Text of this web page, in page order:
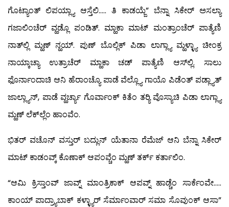
ಗೊಟ್ಯಾಂತ್ ಲಿಪಯ್ಲ್ಯಾ ಆಸ್ತೆಲಿ….. ತಿ ಕಾಡಯ್ಜೆ” ಬೆನ್ನಾ ಸಿಕೇರ್ ಅಸಲ್ಯಾ
ಗಜಾಲಿಂಚೆರ್ ವ್ಹಡ್ಲೊ ಪಂಡಿತ್. ಮ್ಹಾಕಾ ಮಾಟ್ ಮಂತ್ರಾಂಚೆರ್ ಪಾತ್ಯೆಣಿ
ನಾತ್‍ಲ್ಲಿ ಮ್ಹಣ್ ನ್ಹಯ್. ಪುಣ್ ಬೊಲ್ಲಿಕ್ ಪಿಡಾ ಲಾಗ್ಲ್ಯಾ ಮ್ಹಳ್ಳ್ಯಾ ಚೀಂಕ್ರ
ನಾಯ್ಕಾಚ್ಯಾ ಉತ್ರಾಚೆರ್ ಮ್ಹಾಕಾ ಚಡ್ ಪಾತ್ಯೆಣಿ ಆಸ್‍ಲ್ಲಿ. ಸಾಲು
ಫೊರ್ನಾಂದಾಚಿ ಆನಿ ಹೆರಾಂಚ್ಯೊ ಪಾಡೆ ವೆಲ್ಲ್ಯೊ ಗಾಯೊ ಪಿಡೆಂತ್ ಪಡ್ಲ್ಯಾತ್
ಜಾಲ್ಲ್ಯಾನ್, ಪಾಡೆ ವ್ಹರ್ಚ್ಯಾ ಗೊರ್ವಾಂಕ್ ಕಿತೆಂ ತರ್‍ಯಿ ವೊಸ್ಯಾಚಿ ಪಿಡಾ ಲಾಗ್ಲ್ಯಾ
ಮ್ಹಣ್ ಲೆಕ್‍ಲ್ಲೆಂ ಹಾಂವೆಂ.
ಭಿತರ್ ವಚೊನ್ ವಸ್ತುರ್ ಬದ್ಲುನ್ ಯೆತಾನಾ ರೆಮೆಜ್ ಆನಿ ಬೆನ್ನಾ ಸಿಕೇರ್
ಮಾಟ್ ಕಾಡಂವ್ಕ್ ಕೊಣಾಕ್ ಆಪಂವ್ಚೆಂ ಮ್ಹಣ್ ತರ್ಕ್ ಕರ್ತಾಲಿಂ.
“ಆಮಿ ಕ್ರಿಸ್ತಾಂವ್ ಜಾವ್ನ್ ಮಾಂತ್ರಿಕಾಕ್ ಆಪವ್ನ್ ಹಾಡ್ಚೆಂ ಸಾರ್ಕೆಂವೇ…..
ಕಾಂಯ್ ಪಾದ್ರ್ಯಾಬಾಕ್ ಕಳ್ಳ್ಯಾರ್ ಸೆರ್ಮಾಂವಾರ್ ಸಮಾ ಸೊವುಂಕ್ ಆಸಾ”